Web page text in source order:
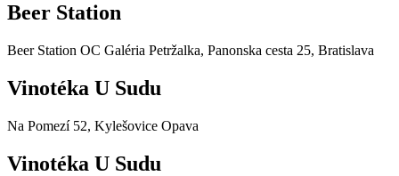
Beer Station
Beer Station OC Galéria Petržalka, Panonska cesta 25, Bratislava
Vinotéka U Sudu
Na Pomezí 52, Kylešovice Opava
Vinotéka U Sudu